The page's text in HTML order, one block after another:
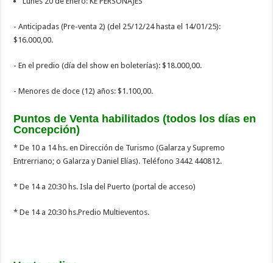
- Anticipadas (Pre-venta 2) (del 25/12/24 hasta el 14/01/25):
$16.000,00.
- En el predio (día del show en boleterías): $18.000,00.
- Menores de doce (12) años: $1.100,00.
Puntos de Venta habilitados (todos los días en
Concepción)
* De 10 a 14 hs. en Dirección de Turismo (Galarza y Supremo
Entrerriano; o Galarza y Daniel Elías). Teléfono 3442 440812.
* De 14 a 20:30 hs. Isla del Puerto (portal de acceso)
* De 14 a 20:30 hs.Predio Multieventos.